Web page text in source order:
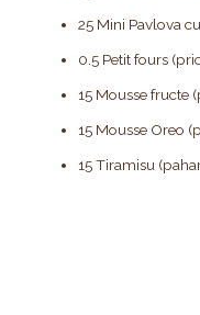
25 Mini Pavlova
0.5 Petit fours
15 Mousse fructe
15 Mousse Oreo
15 Tiramisu